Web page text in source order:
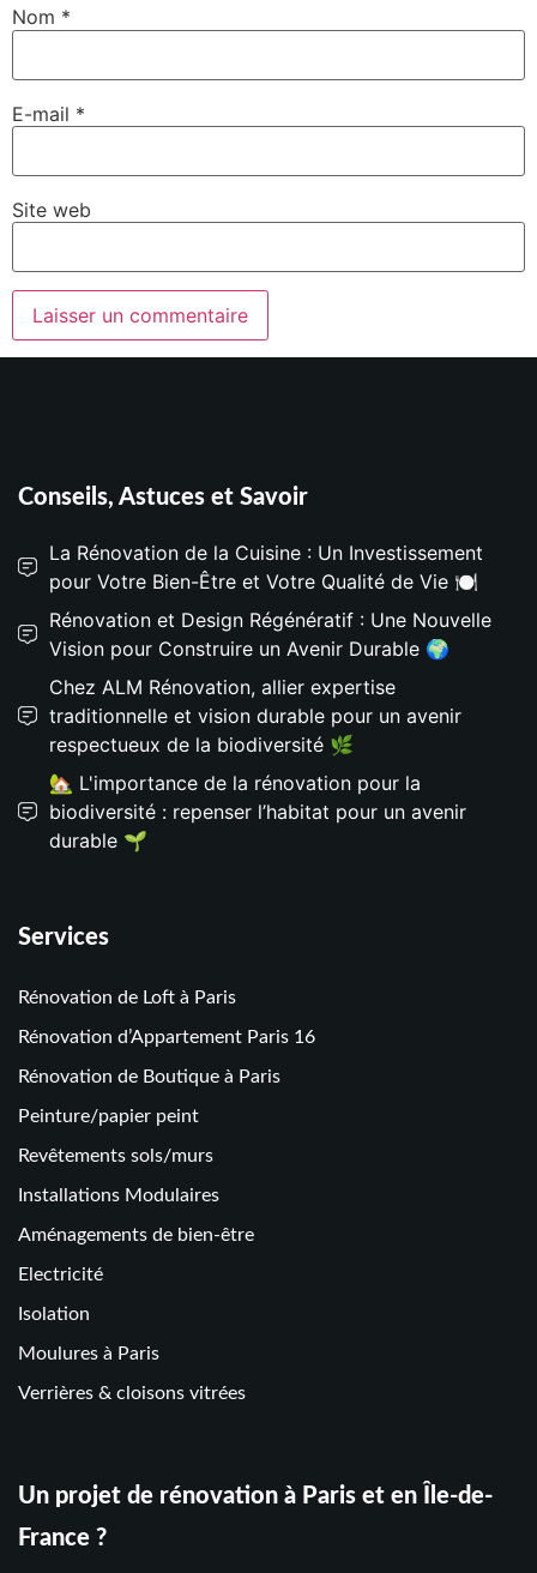
Nom *
E-mail *
Site web
Conseils, Astuces et Savoir
La Rénovation de la Cuisine : Un Investissement
pour Votre Bien-Être et Votre Qualité de Vie 🍽️
Rénovation et Design Régénératif : Une Nouvelle
Vision pour Construire un Avenir Durable 🌍
Chez ALM Rénovation, allier expertise
traditionnelle et vision durable pour un avenir
respectueux de la biodiversité 🌿
🏡 L'importance de la rénovation pour la
biodiversité : repenser l’habitat pour un avenir
durable 🌱
Services
Rénovation de Loft à Paris
Rénovation d’Appartement Paris 16
Rénovation de Boutique à Paris
Peinture/papier peint
Revêtements sols/murs
Installations Modulaires
Aménagements de bien-être
Electricité
Isolation
Moulures à Paris
Verrières & cloisons vitrées
Un projet de rénovation à Paris et en Île-de-
France ?